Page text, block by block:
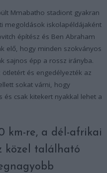
Mmabatho stadiont gyakran
megoldások iskolapéldájaként
építész és Ben Abraham
elő, hogy minden szokványos
sajnos épp a rossz irányba.
és engedélyezték az
sokat várni, hogy
és csak kitekert nyakkal lehet a
km-re, a dél-afrikai
közel található